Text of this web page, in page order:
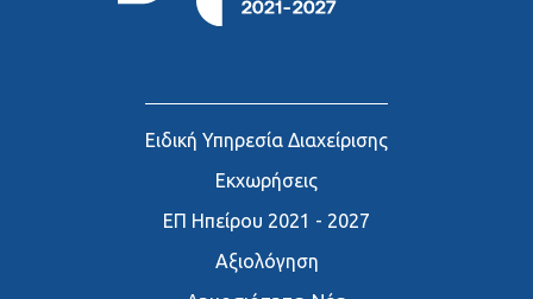
Ειδική Υπηρεσία Διαχείρισης
Εκχωρήσεις
ΕΠ Ηπείρου 2021 - 2027
Αξιολόγηση